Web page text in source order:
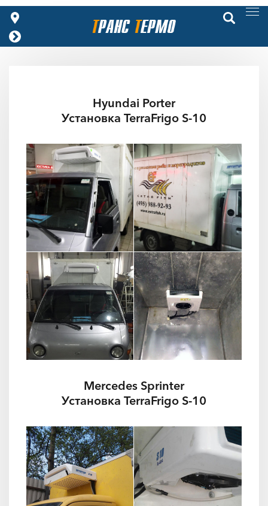
Hyundai Porter
Установка TerraFrigo S-10
Mercedes Sprinter
Установка TerraFrigo S-10